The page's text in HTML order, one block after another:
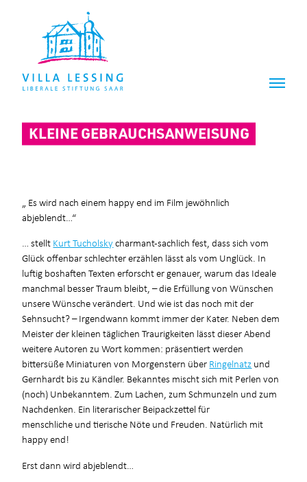
KLEINE GEBRAUCHSANWEISUNG
„ Es wird nach einem happy end im Film jewöhnlich
abjeblendt…“
… stellt Kurt Tucholskycharmant-sachlich fest, dass sich vom
Glück offenbar schlechter erzählen lässt als vom Unglück. In
luftig boshaften Texten erforscht er genauer, warum das Ideale
manchmal besser Traum bleibt, – die Erfüllung von Wünschen
unsere Wünsche verändert. Und wie ist das noch mit der
Sehnsucht? – Irgendwann kommt immer der Kater. Neben dem
Meister der kleinen täglichen Traurigkeiten lässt dieser Abend
weitere Autoren zu Wort kommen: präsentiert werden
bittersüße Miniaturen von Morgenstern über Ringelnatz und
Gernhardt bis zu Kändler. Bekanntes mischt sich mit Perlen von
(noch) Unbekanntem. Zum Lachen, zum Schmunzeln und zum
Nachdenken. Ein literarischer Beipackzettel für
menschliche und tierische Nöte und Freuden. Natürlich mit
happy end!
Erst dann wird abjeblendt…